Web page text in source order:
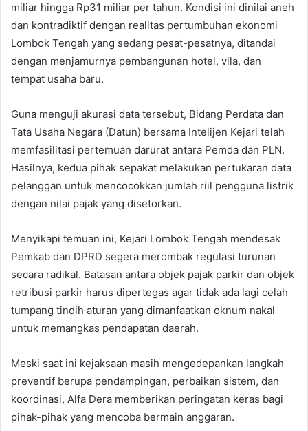
miliar hingga Rp31 miliar per tahun. Kondisi ini dinilai aneh
dan kontradiktif dengan realitas pertumbuhan ekonomi
Lombok Tengah yang sedang pesat-pesatnya, ditandai
dengan menjamurnya pembangunan hotel, vila, dan
tempat usaha baru.
​Guna menguji akurasi data tersebut, Bidang Perdata dan
Tata Usaha Negara (Datun) bersama Intelijen Kejari telah
memfasilitasi pertemuan darurat antara Pemda dan PLN.
Hasilnya, kedua pihak sepakat melakukan pertukaran data
pelanggan untuk mencocokkan jumlah riil pengguna listrik
dengan nilai pajak yang disetorkan.
​Menyikapi temuan ini, Kejari Lombok Tengah mendesak
Pemkab dan DPRD segera merombak regulasi turunan
secara radikal. Batasan antara objek pajak parkir dan objek
retribusi parkir harus dipertegas agar tidak ada lagi celah
tumpang tindih aturan yang dimanfaatkan oknum nakal
untuk memangkas pendapatan daerah.
​Meski saat ini kejaksaan masih mengedepankan langkah
preventif berupa pendampingan, perbaikan sistem, dan
koordinasi, Alfa Dera memberikan peringatan keras bagi
pihak-pihak yang mencoba bermain anggaran.